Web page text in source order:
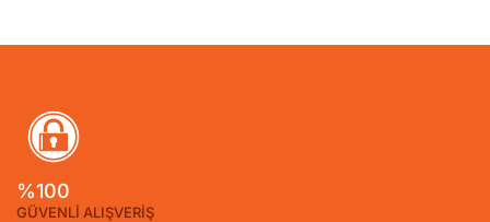
%100
GÜVENLİ ALIŞVERİŞ